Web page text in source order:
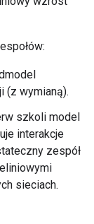
(z wymianą).
szkoli model
interakcje
zespół
sieciach.